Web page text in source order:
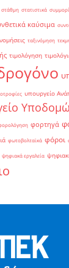
στάθμη στατιστικά
καύσιμα
ταξινόμηση
τιμολόγηση
υπουργείο
φορτηγά
φωτοβολταϊκά φόροι
ψηφιακά εργαλεία